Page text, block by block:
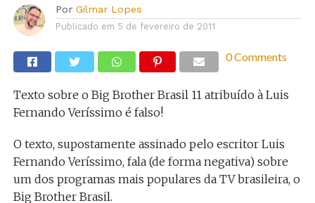
Por Gilmar Lopes
Publicado em 5 de fevereiro de 2011
0 Comments
Texto sobre o Big Brother Brasil 11 atribuído à Luis
Fernando Veríssimo é falso!
O texto, supostamente assinado pelo escritor Luis
Fernando Veríssimo, fala (de forma negativa) sobre
um dos programas mais populares da TV brasileira, o
Big Brother Brasil.